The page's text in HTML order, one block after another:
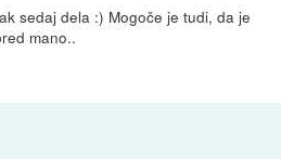
sedaj dela :) Mogoče je tudi, da je
mano..